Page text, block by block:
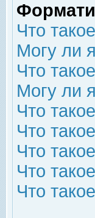
Что
Могу ли
Что
Могу ли
Что
Что
Что
Что
Что